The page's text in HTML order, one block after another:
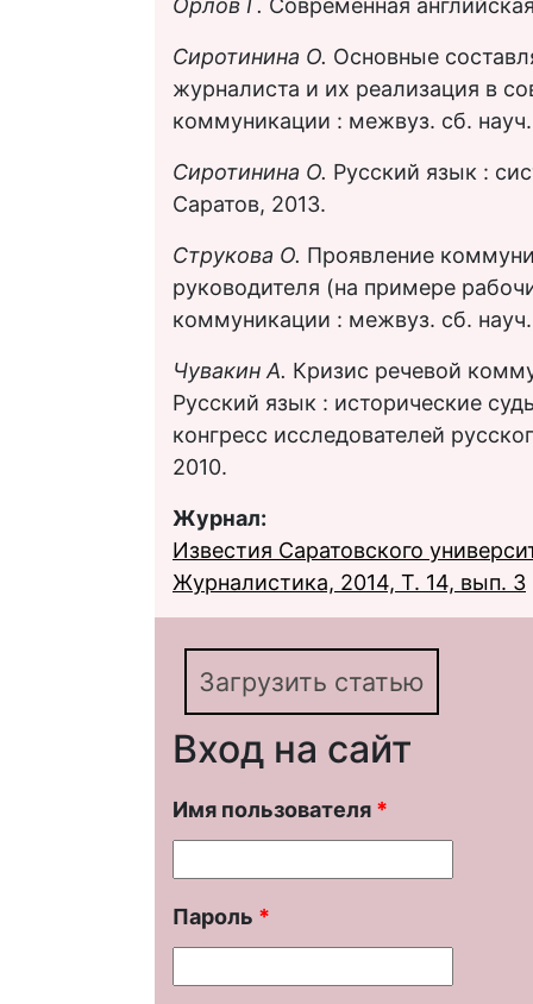
Орлов Г. Современная
Сиротинина О. Основные
журналиста и их реализация в
коммуникации : межвуз. сб.
Сиротинина О. Русский язык :
Саратов, 2013.
Струкова О. Проявление
руководителя (на примере
коммуникации : межвуз. сб. науч.
Чувакин А. Кризис речевой
Русский язык : исторические
конгресс исследователей
2010.
Журнал:
Известия Саратовского
Журналистика, 2014, Т. 14, вып. 3
Загрузить статью
Вход на сайт
Имя пользователя *
Пароль *